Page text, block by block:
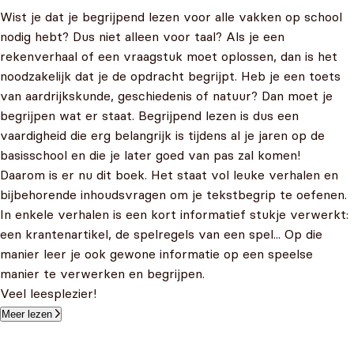
Wist je dat je begrijpend lezen voor alle vakken op school
nodig hebt? Dus niet alleen voor taal? Als je een
rekenverhaal of een vraagstuk moet oplossen, dan is het
noodzakelijk dat je de opdracht begrijpt. Heb je een toets
van aardrijkskunde, geschiedenis of natuur? Dan moet je
begrijpen wat er staat. Begrijpend lezen is dus een
vaardigheid die erg belangrijk is tijdens al je jaren op de
basisschool en die je later goed van pas zal komen!
Daarom is er nu dit boek. Het staat vol leuke verhalen en
bijbehorende inhoudsvragen om je tekstbegrip te oefenen.
In enkele verhalen is een kort informatief stukje verwerkt:
een krantenartikel, de spelregels van een spel... Op die
manier leer je ook gewone informatie op een speelse
manier te verwerken en begrijpen.
Veel leesplezier!
Meer lezen